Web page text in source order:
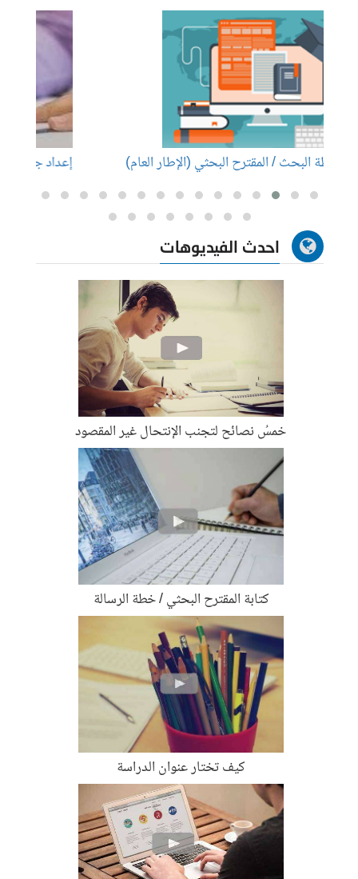
إعداد جدول المحتويات (هيكل البحث)
احدث الفيديوهات
خمسُ نصائح لتجنب الإنتحال غير المقصود
كتابة المقترح البحثي / خطة الرسالة
كيف تختار عنوان الدراسة